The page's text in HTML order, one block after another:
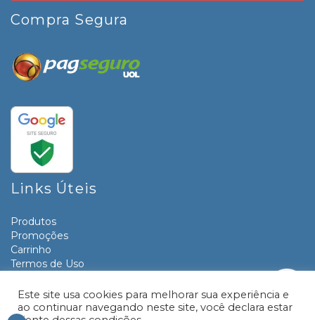
Compra Segura
Links Úteis
Produtos
Promoções
Carrinho
Termos de Uso
Contato
Este site usa cookies para melhorar sua experiência e
ao continuar navegando neste site, você declara estar